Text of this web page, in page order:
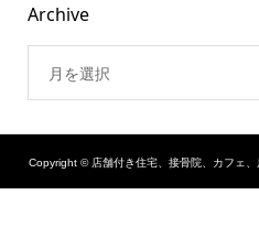
Archive
月を選択
Copyright ©店舗付き住宅、接骨院、カフェ